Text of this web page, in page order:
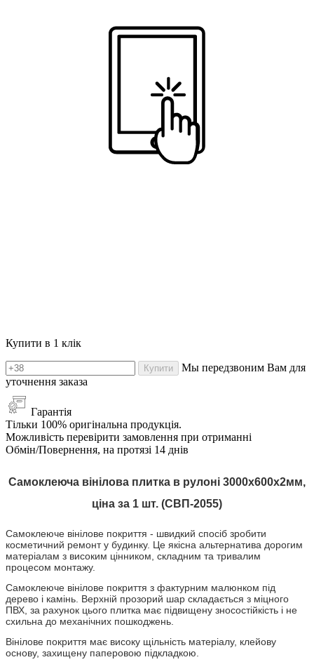
Купити в 1 клік
Купити
Мы передзвоним Вам для
уточнення заказа
Гарантія
Тільки 100% оригінальна продукція.
Можливість перевірити замовлення при отриманні
Обмін/Повернення, на протязі 14 днів
Самоклеюча вінілова плитка в рулоні 3000х600х2мм,
ціна за 1 шт. (СВП-2055)
Самоклеюче вінілове покриття - швидкий спосіб зробити
косметичний ремонт у будинку. Це якісна альтернатива дорогим
матеріалам з високим цінником, складним та тривалим
процесом монтажу.
Самоклеюче вінілове покриття з фактурним малюнком під
дерево і камінь. Верхній прозорий шар складається з міцного
ПВХ, за рахунок цього плитка має підвищену зносостійкість і не
схильна до механічних пошкоджень.
Вінілове покриття має високу щільність матеріалу, клейову
основу, захищену паперовою підкладкою.